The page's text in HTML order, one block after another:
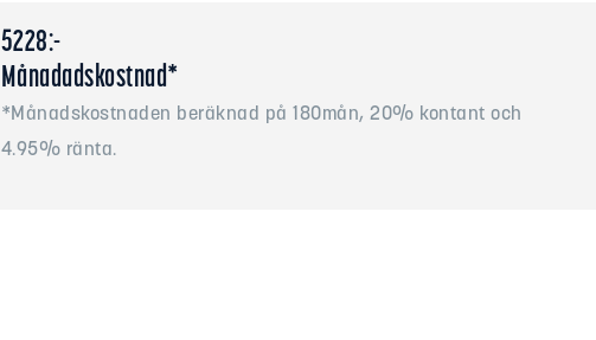
5228:-
Månadadskostnad*
*Månadskostnaden beräknad på 180mån, 20% kontant och
4.95% ränta.